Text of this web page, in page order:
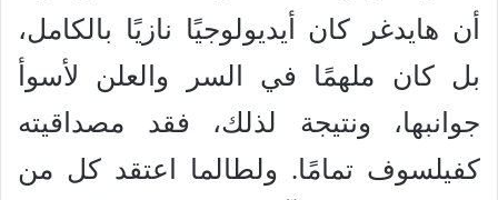
أن هايدغر كان أيديولوجيًا نازيًا بالكامل،
بل كان ملهمًا في السر والعلن لأسوأ
جوانبها، ونتيجة لذلك، فقد مصداقيته
كفيلسوف تمامًا. ولطالما اعتقد كل من